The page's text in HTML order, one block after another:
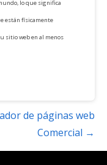
lo que significa
están físicamente
sitio web en al menos
de páginas web
Comercial →